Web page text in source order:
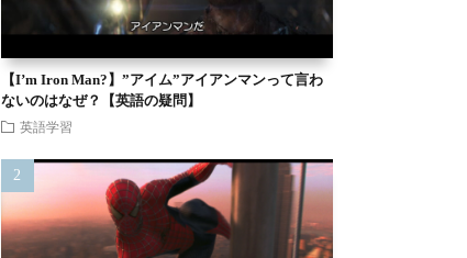
【I’m Iron Man?】”アイム”アイアンマンって言わ
ないのはなぜ？【英語の疑問】
英語学習